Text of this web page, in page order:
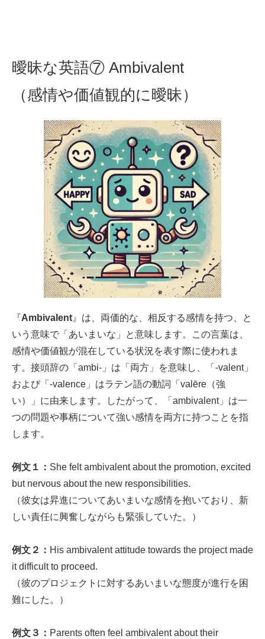
曖昧な英語⑦ Ambivalent
（感情や価値観的に曖昧）
『Ambivalent 』は、両価的な、相反する感情を持つ、と
いう意味で「あいまいな」と意味します。この言葉は、
感情や価値観が混在している状況を表す際に使われま
す。接頭辞の「ambi-」は「両方」を意味し、「-valent」
および「-valence」はラテン語の動詞「valēre（強
い）」に由来します。したがって、「ambivalent」は一
つの問題や事柄について強い感情を両方に持つことを指
します。
例文１： She felt ambivalent about the promotion, excited
but nervous about the new responsibilities.
（彼女は昇進についてあいまいな感情を抱いており、新
しい責任に興奮しながらも緊張していた。）
例文２： His ambivalent attitude towards the project made
it difficult to proceed.
（彼のプロジェクトに対するあいまいな態度が進行を困
難にした。）
例文３： Parents often feel ambivalent about their